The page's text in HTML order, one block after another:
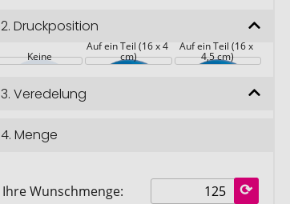
2.Druckposition
Keine
Auf ein Teil (16 x 4
cm)
Auf ein Teil (16 x
4,5 cm)
3.Veredelung
4.Menge
Ihre Wunschmenge: